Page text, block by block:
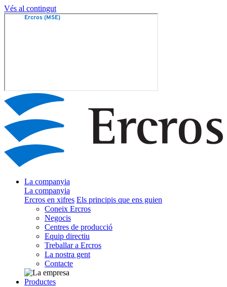
Vés al contingut
La companyia
La companyia
Ercros en xifres Els principis que ens guien
Coneix Ercros
Negocis
Centres de producció
Equip directiu
Treballar a Ercros
La nostra gent
Contacte
Productes